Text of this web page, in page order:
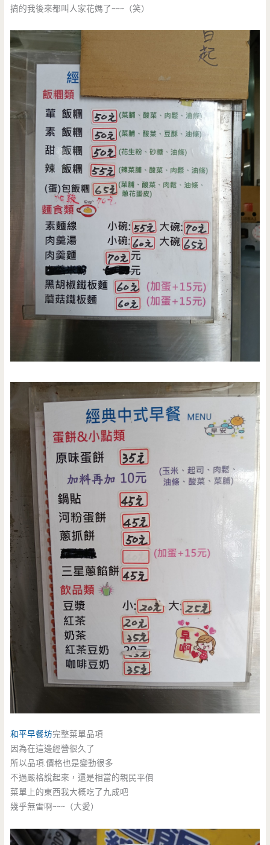
搞的我後來都叫人家花媽了~~~（笑）
和平早餐坊完整菜單品項
因為在這邊經營很久了
所以品項.價格也是變動很多
不過嚴格說起來，還是相當的親民平價
菜單上的東西我大概吃了九成吧
幾乎無雷啊~~~（大愛）